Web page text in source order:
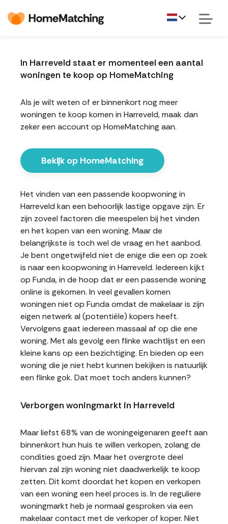
In Harreveld staat er momenteel een aantal
woningen te koop op HomeMatching
Als je wilt weten of er binnenkort nog meer
woningen te koop komen in Harreveld, maak dan
zeker een account op HomeMatching aan.
Bekijk op HomeMatching
Het vinden van een passende koopwoning in
Harreveld kan een behoorlijk lastige opgave zijn. Er
zijn zoveel factoren die meespelen bij het vinden
en het kopen van een woning. Maar de
belangrijkste is toch wel de vraag en het aanbod.
Je bent ongetwijfeld niet de enige die een op zoek
is naar een koopwoning in Harreveld. Iedereen kijkt
op Funda, in de hoop dat er een passende woning
online is gekomen. In veel gevallen komen
woningen niet op Funda omdat de makelaar is zijn
eigen netwerk al (potentiële) kopers heeft.
Vervolgens gaat iedereen massaal af op die ene
woning. Met als gevolg een flinke wachtlijst en een
kleine kans op een bezichtiging. En bieden op een
woning die je niet hebt kunnen bekijken is natuurlijk
een flinke gok. Dat moet toch anders kunnen?
Verborgen woningmarkt in Harreveld
Maar liefst 68% van de woningeigenaren geeft aan
binnenkort hun huis te willen verkopen, zolang de
condities goed zijn. Maar het overgrote deel
hiervan zal zijn woning niet daadwerkelijk te koop
zetten. Dit komt doordat het kopen en verkopen
van een woning een heel proces is. In de reguliere
woningmarkt heb je normaal gesproken via een
makelaar contact met de verkoper of koper. Niet